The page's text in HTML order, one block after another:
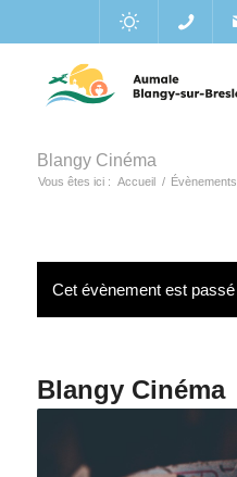
Blangy Cinéma
Vous êtes ici : Accueil / Évènements
Cet évènement est passé
Blangy Cinéma